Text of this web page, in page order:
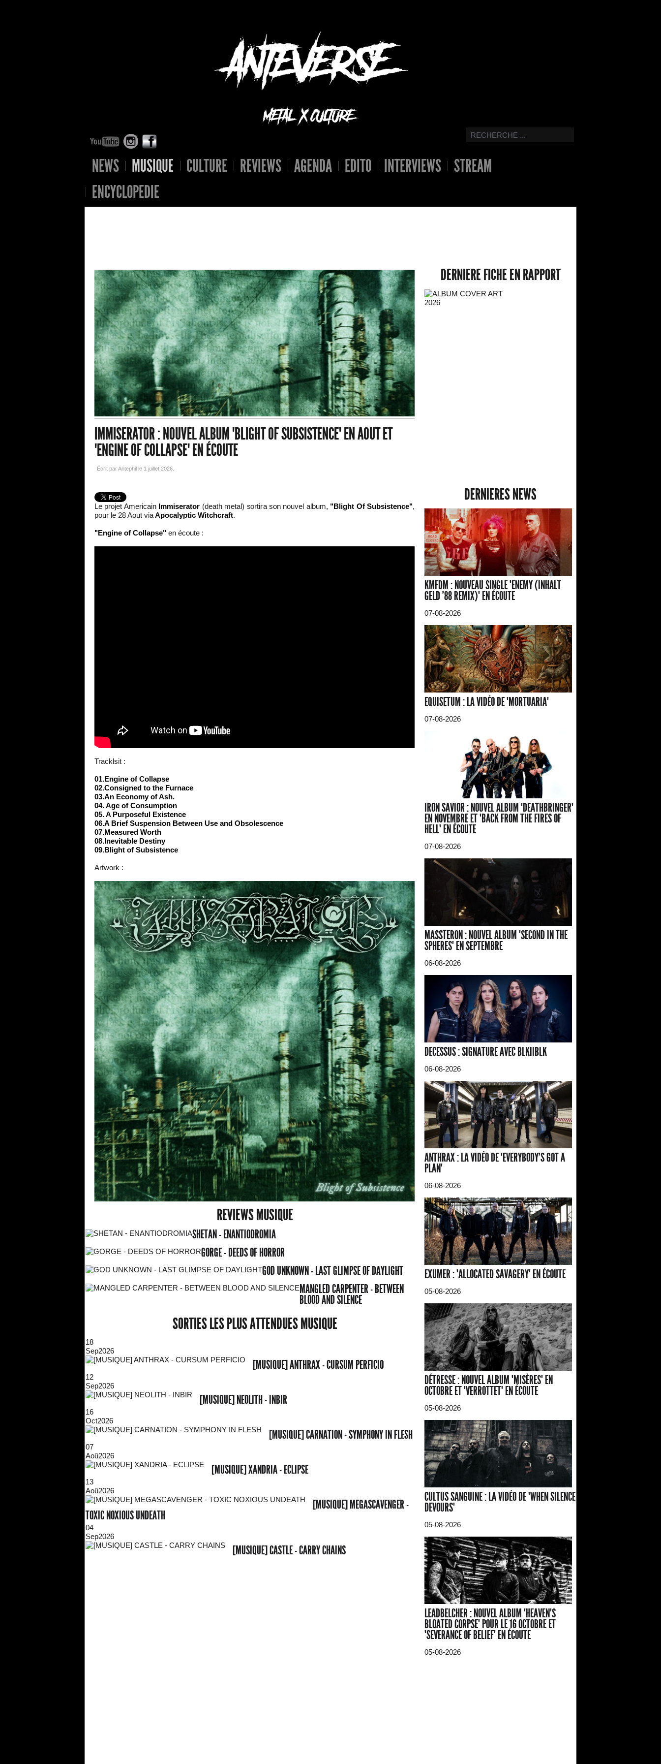
NEWS MUSIQUE CULTURE REVIEWS AGENDA EDITO INTERVIEWS
STREAM
ENCYCLOPEDIE
IMMISERATOR : NOUVEL ALBUM "BLIGHT OF SUBSISTENCE" EN AOUT ET
"ENGINE OF COLLAPSE" EN ÉCOUTE
Écrit par Antephil le 1 juillet 2026
Le projet Americain Immiserator (death metal) sortira son nouvel album, "Blight Of Subsistence",
pour le 28 Aout viaApocalyptic Witchcraft.
"Engine of Collapse" en écoute :
Tracklsit :
01.Engine of Collapse
02.Consigned to the Furnace
03.An Economy of Ash.
04. Age of Consumption
05. A Purposeful Existence
06.A Brief Suspension Between Use and Obsolescence
07.Measured Worth
08.Inevitable Destiny
09.Blight of Subsistence
Artwork :
REVIEWS MUSIQUE
SHETAN - ENANTIODROMIA
GORGE - DEEDS OF HORROR
GOD UNKNOWN - LAST GLIMPSE OF DAYLIGHT
MANGLED CARPENTER - BETWEEN
BLOOD AND SILENCE
SORTIES LES PLUS ATTENDUES MUSIQUE
18
Sep2026
[MUSIQUE] ANTHRAX - CURSUM PERFICIO
12
Sep2026
[MUSIQUE] NEOLITH - INBIR
16
Oct2026
[MUSIQUE] CARNATION - SYMPHONY IN FLESH
07
Aoû2026
[MUSIQUE] XANDRIA - ECLIPSE
13
Aoû2026
[MUSIQUE] MEGASCAVENGER -
TOXIC NOXIOUS UNDEATH
04
Sep2026
[MUSIQUE] CASTLE - CARRY CHAINS
DERNIERE FICHE EN RAPPORT
2026
DERNIERES NEWS
KMFDM : NOUVEAU SINGLE "ENEMY (INHALT
GELD '88 REMIX)" EN ÉCOUTE
07-08-2026
EQUISETUM : LA VIDÉO DE "MORTUARIA"
07-08-2026
IRON SAVIOR : NOUVEL ALBUM "DEATHBRINGER"
EN NOVEMBRE ET "BACK FROM THE FIRES OF
HELL" EN ÉCOUTE
07-08-2026
MASSTERON : NOUVEL ALBUM "SECOND IN THE
SPHERES" EN SEPTEMBRE
06-08-2026
DECESSUS : SIGNATURE AVEC BLKIIBLK
06-08-2026
ANTHRAX : LA VIDÉO DE "EVERYBODY'S GOT A
PLAN"
06-08-2026
EXUMER : "ALLOCATED SAVAGERY" EN ÉCOUTE
05-08-2026
DÉTRESSE : NOUVEL ALBUM "MISÈRES" EN
OCTOBRE ET "VERROTTET" EN ÉCOUTE
05-08-2026
CULTUS SANGUINE : LA VIDÉO DE "WHEN SILENCE
DEVOURS"
05-08-2026
LEADBELCHER : NOUVEL ALBUM "HEAVEN'S
BLOATED CORPSE" POUR LE 16 OCTOBRE ET
"SEVERANCE OF BELIEF" EN ÉCOUTE
05-08-2026